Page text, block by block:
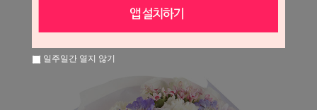
일주일간 열지 않기